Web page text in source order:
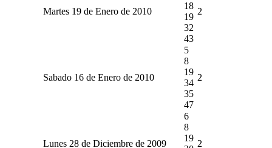
Martes 19 de Enero de 2010
18
19
32
43
2
Sabado 16 de Enero de 2010
5
8
19
34
35
47
2
Lunes 28 de Diciembre de 2009
6
8
19
2